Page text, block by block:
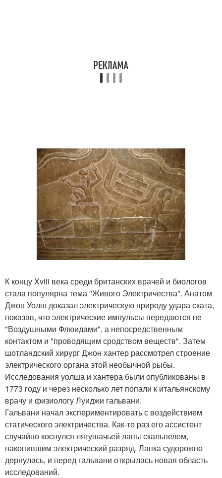
К концу Xviii века среди британских врачей и биологов
стала популярна тема "Живого Электричества". Анатом
Джон Уолш доказал электрическую природу удара ската,
показав, что электрические импульсы передаются не
"Воздушными Флюидами", а непосредственным
контактом и "проводящим сродством веществ". Затем
шотландский хирург Джон хантер рассмотрел строение
электрического органа этой необычной рыбы.
Исследования уолша и хантера были опубликованы в
1773 году и через несколько лет попали к итальянскому
врачу и физиологу Луиджи гальвани.
Гальвани начал экспериментировать с воздействием
статического электричества. Как-то раз его ассистент
случайно коснулся лягушачьей лапы скальпелем,
накопившим электрический разряд. Лапка судорожно
дернулась, и перед гальвани открылась новая область
исследований.